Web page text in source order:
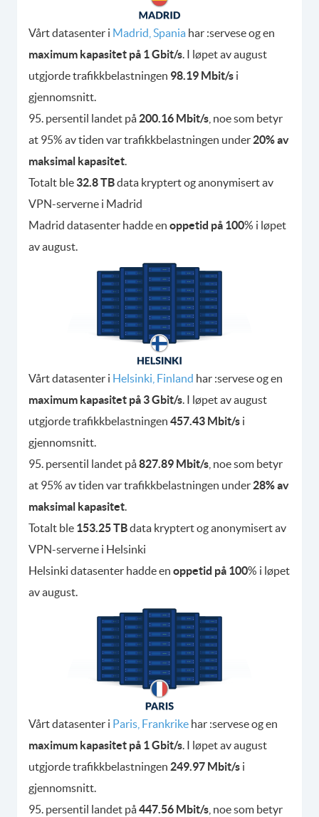
Vårt datasenter i Madrid, Spania har :servese og en
maximum kapasitet på 1 Gbit/s. I løpet av august
utgjorde trafikkbelastningen 98.19 Mbit/s i
gjennomsnitt.
95. persentil landet på 200.16 Mbit/s , noe som betyr
at 95% av tiden var trafikkbelastningen under 20% av
maksimal kapasitet.
Totalt ble 32.8 TBdata kryptert og anonymisert av
VPN-serverne i Madrid
Madrid datasenter hadde en oppetid på 100% i løpet
av august.
Vårt datasenter i Helsinki, Finland har :servese og en
maximum kapasitet på 3 Gbit/s. I løpet av august
utgjorde trafikkbelastningen 457.43 Mbit/s i
gjennomsnitt.
95. persentil landet på827.89 Mbit/s , noe som betyr
at 95% av tiden var trafikkbelastningen under 28% av
maksimal kapasitet.
Totalt ble 153.25 TBdata kryptert og anonymisert av
VPN-serverne i Helsinki
Helsinki datasenter hadde en oppetid på 100% i løpet
av august.
Vårt datasenter i Paris, Frankrike har :servese og en
maximum kapasitet på 1 Gbit/s. I løpet av august
utgjorde trafikkbelastningen 249.97 Mbit/s i
gjennomsnitt.
95. persentil landet på447.56 Mbit/s , noe som betyr